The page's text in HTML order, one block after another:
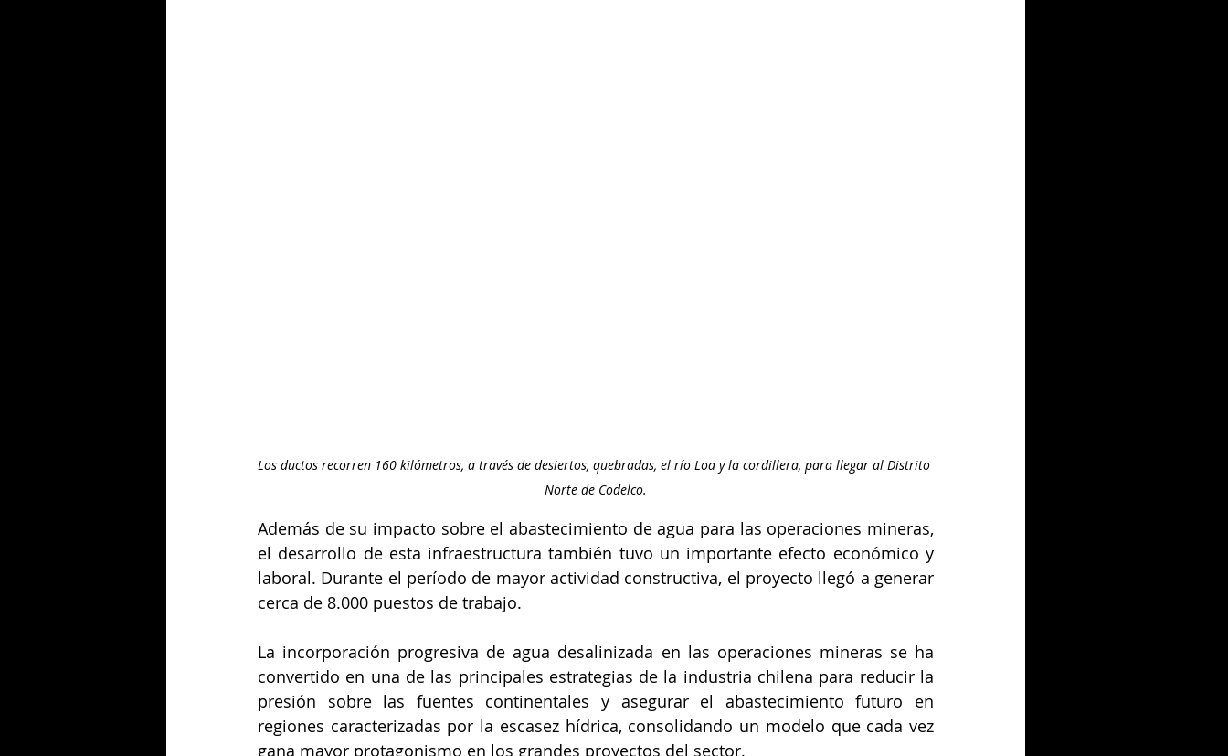
Los ductos recorren 160 kilómetros, a través de desiertos, quebradas, el río Loa y la cordillera, para llegar al Distrito
Norte de Codelco.
Además de su impacto sobre el abastecimiento de agua para las operaciones mineras,
el desarrollo de esta infraestructura también tuvo un importante efecto económico y
laboral. Durante el período de mayor actividad constructiva, el proyecto llegó a generar
cerca de 8.000 puestos de trabajo.
La incorporación progresiva de agua desalinizada en las operaciones mineras se ha
convertido en una de las principales estrategias de la industria chilena para reducir la
presión sobre las fuentes continentales y asegurar el abastecimiento futuro en
regiones caracterizadas por la escasez hídrica, consolidando un modelo que cada vez
gana mayor protagonismo en los grandes proyectos del sector.